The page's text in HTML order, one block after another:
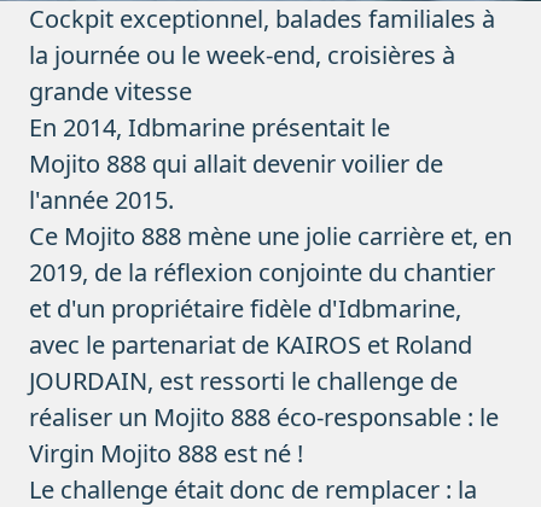
Cockpit exceptionnel, balades familiales à
la journée ou le week-end, croisières à
grande vitesse
En 2014, Idbmarine présentait le
Mojito 888 qui allait devenir voilier de
l'année 2015.
Ce Mojito 888 mène une jolie carrière et, en
2019, de la réflexion conjointe du chantier
et d'un propriétaire fidèle d'Idbmarine,
avec le partenariat de KAIROS et Roland
JOURDAIN, est ressorti le challenge de
réaliser un Mojito 888 éco-responsable : le
Virgin Mojito 888 est né !
Le challenge était donc de remplacer : la